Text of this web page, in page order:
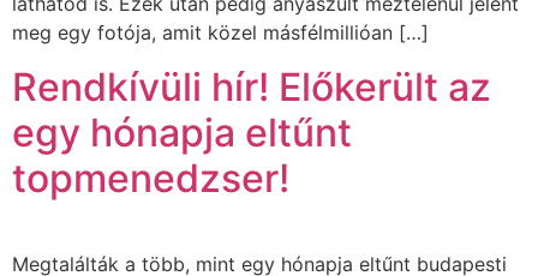
meg egy fotója, amit közel másfélmillióan […]
Rendkívüli hír! Előkerült az
egy hónapja eltűnt
topmenedzser!
Megtalálták a több, mint egy hónapja eltűnt budapesti